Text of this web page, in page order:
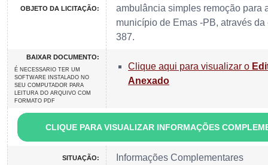
OBJETO DA LICITAÇÃO:
ambulância simples remoção para
município de Emas -PB, através da
387.
BAIXAR DOCUMENTO:
É NECESSARIO TER UM
SOFTWARE INSTALADO NO
SEU COMPUTADOR PARA
LEITURA DO ARQUIVO COM
FORMATO PDF
Clique aqui para visualizar o
Anexado
CLIQUE PARA VISUALIZAR INFORMAÇÕES
SITUAÇÃO: Informações Complementares